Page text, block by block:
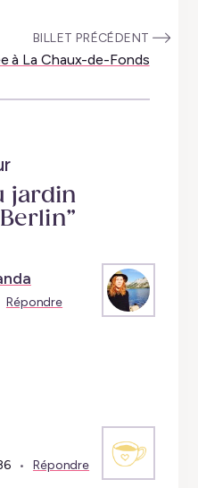
BILLET PRÉCÉDENT
à La Chaux-de-Fonds
jardin
Répondre
Répondre